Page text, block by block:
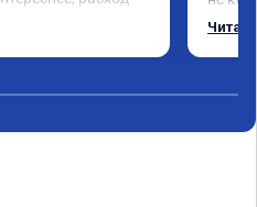
Даниил, ему